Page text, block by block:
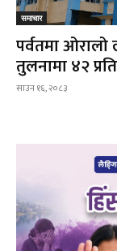
समाचार
पर्वतमा ओरालो
तुलनामा ४२
साउन १६, २०८३